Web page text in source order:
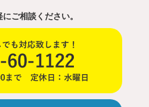
ご相談ください。